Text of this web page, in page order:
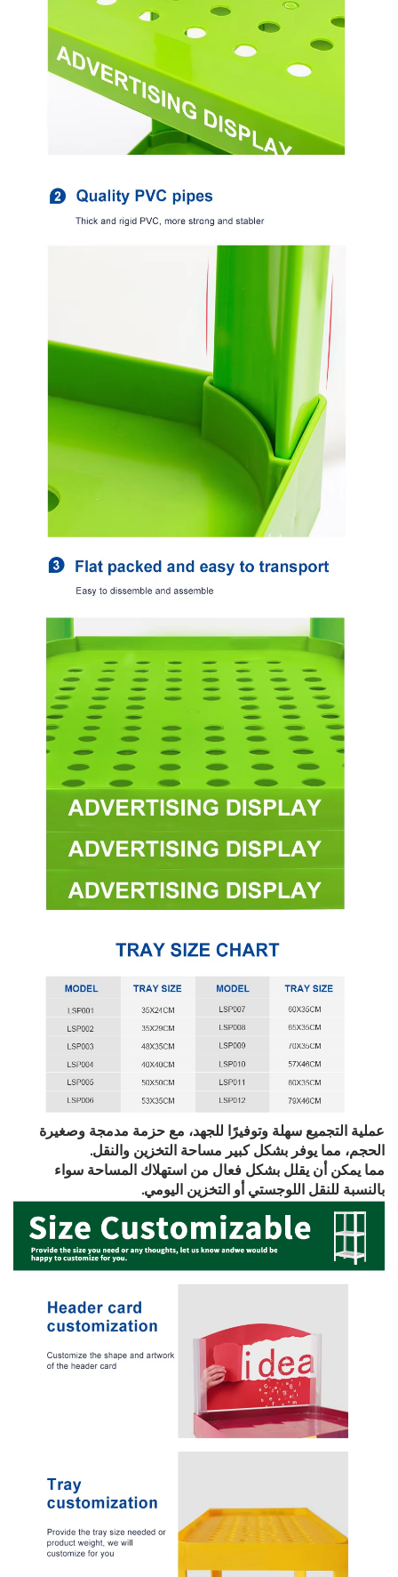
عملية التجميع سهلة وتوفيرًا للجهد، مع حزمة مدمجة وصغيرة
الحجم، مما يوفر بشكل كبير مساحة التخزين والنقل.
مما يمكن أن يقلل بشكل فعال من استهلاك المساحة سواء
بالنسبة للنقل اللوجستي أو التخزين اليومي.